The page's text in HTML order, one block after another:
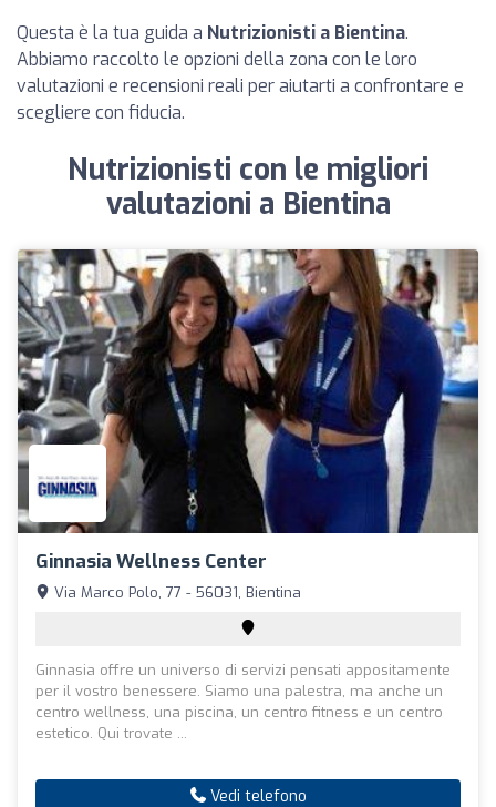
Questa è la tua guida a Nutrizionisti a Bientina.
Abbiamo raccolto le opzioni della zona con le loro
valutazioni e recensioni reali per aiutarti a confrontare e
scegliere con fiducia.
Nutrizionisti con le migliori
valutazioni a Bientina
Ginnasia Wellness Center
Via Marco Polo, 77 - 56031, Bientina
Ginnasia offre un universo di servizi pensati appositamente
per il vostro benessere. Siamo una palestra, ma anche un
centro wellness, una piscina, un centro fitness e un centro
estetico. Qui trovate ...
Vedi telefono